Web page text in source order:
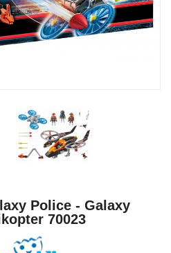
Police - Galaxy
70023